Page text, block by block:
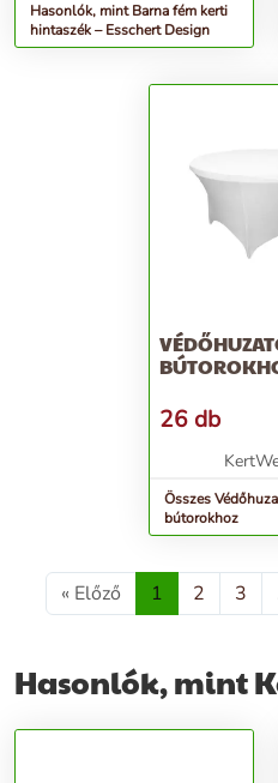
Hasonlók, mint Barna fém kerti
hintaszék – Esschert Design
26 db
Összes
bútorokhoz
« Előző 1 2 3
Hasonlók, mint